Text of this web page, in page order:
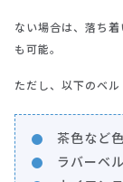
ない場合は、落ち
も可能。
ただし、以下のベル
茶色など
ラバーベ